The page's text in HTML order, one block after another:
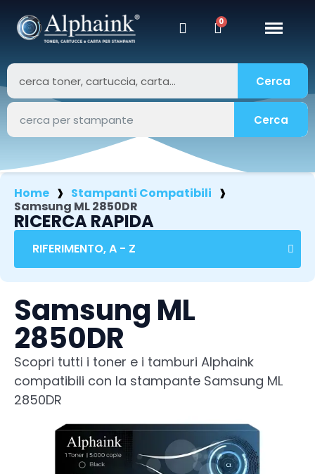
Cerca
Cerca
Home
Stampanti Compatibili
Samsung ML 2850DR
RICERCA RAPIDA
Samsung ML
2850DR
Scopri tutti i toner e i tamburi Alphaink
compatibili con la stampante Samsung ML
2850DR